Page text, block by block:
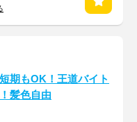
期もOK！王道バイト
髪色自由